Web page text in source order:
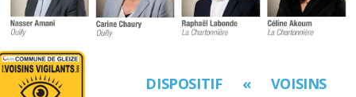
DISPOSITIF « VOISINS